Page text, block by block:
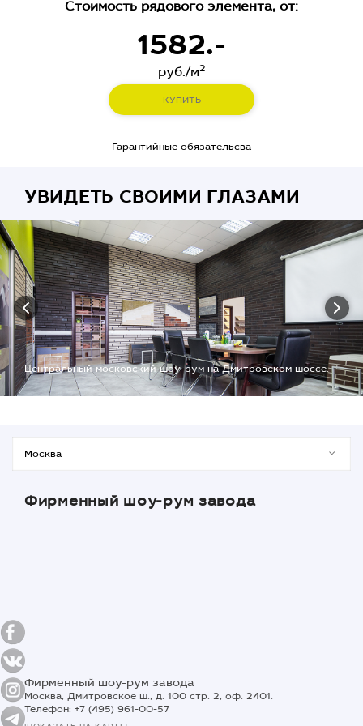
Стоимость рядового элемента, от:
1582.-
руб./м2
КУПИТЬ
Гарантийные обязательсва
УВИДЕТЬ СВОИМИ ГЛАЗАМИ
Центральный московский шоу-рум на Дмитровском шоссе.
Фирменный шоу-рум завода
Фирменный шоу-рум завода
Москва, Дмитровское ш., д. 100 стр. 2, оф. 2401.
Телефон: +7 (495) 961-00-57